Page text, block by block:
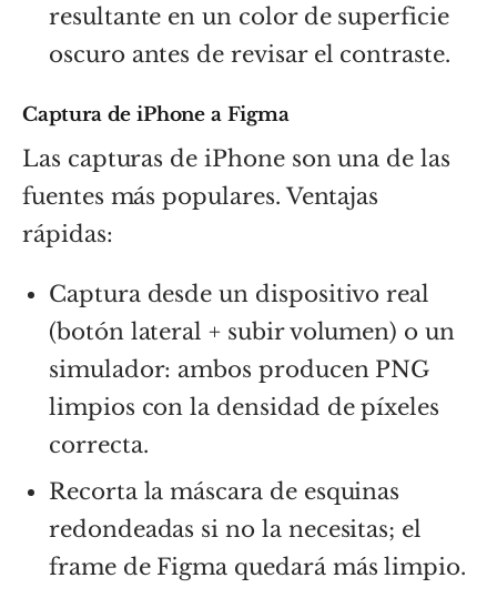
resultante en un color de superficie
oscuro antes de revisar el contraste.
Captura de iPhone a Figma
Las capturas de iPhone son una de las
fuentes más populares. Ventajas
rápidas:
Captura desde un dispositivo real
(botón lateral + subir volumen) o un
simulador: ambos producen PNG
limpios con la densidad de píxeles
correcta.
Recorta la máscara de esquinas
redondeadas si no la necesitas; el
frame de Figma quedará más limpio.